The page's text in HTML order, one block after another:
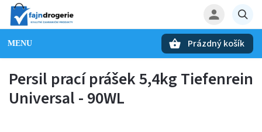
Prázdný košík
Persil prací prášek 5,4kg Tiefenrein
Universal - 90WL